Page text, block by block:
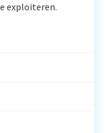
exploiteren.